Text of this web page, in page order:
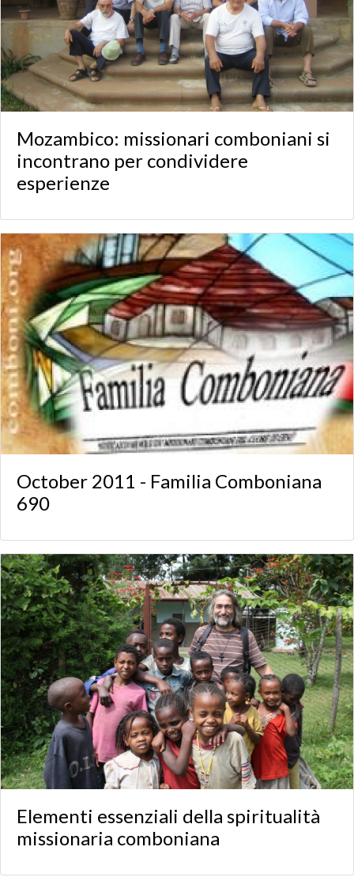
Mozambico: missionari comboniani si
incontrano per condividere
esperienze
October 2011 - Familia Comboniana
690
Elementi essenziali della spiritualità
missionaria comboniana